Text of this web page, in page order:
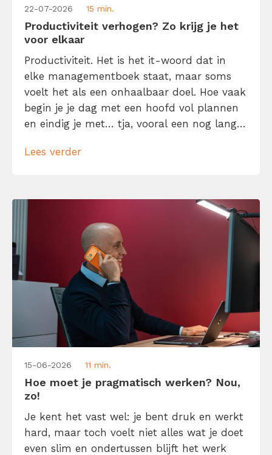
22-07-2026 15 min.
Productiviteit verhogen? Zo krijg je het
voor elkaar
Productiviteit. Het is het it-woord dat in
elke managementboek staat, maar soms
voelt het als een onhaalbaar doel. Hoe vaak
begin je je dag met een hoofd vol plannen
en eindig je met… tja, vooral een nog langer
enige. We willen allemaal meer gedaan
Lees verder
15-06-2026 11 min.
Hoe moet je pragmatisch werken? Nou,
zo!
Je kent het vast wel: je bent druk en werkt
hard, maar toch voelt niet alles wat je doet
even slim en ondertussen blijft het werk